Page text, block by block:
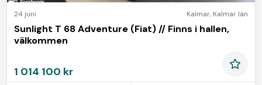
24 juni Kalmar, Kalmar län
Sunlight T 68 Adventure (Fiat) // Finns i hallen,
välkommen
1 014 100 kr